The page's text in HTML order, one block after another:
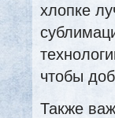
хлопке
чтобы
Также